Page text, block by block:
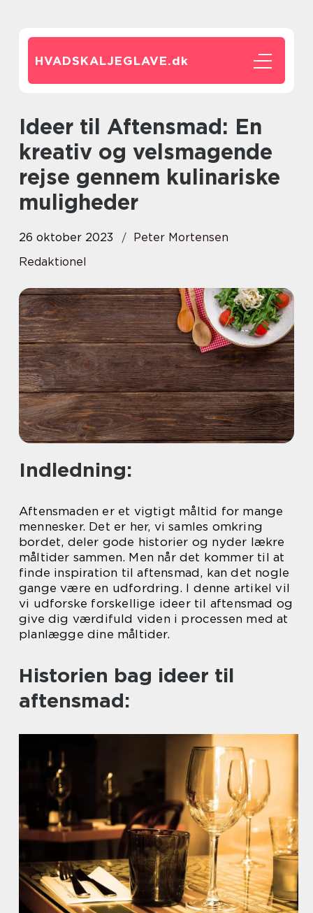
HVADSKALJEGLAVE.dk
Ideer til Aftensmad: En
kreativ og velsmagende
rejse gennem kulinariske
muligheder
26 oktober 2023
Peter Mortensen
Redaktionel
Indledning:
Aftensmaden er et vigtigt måltid for mange
mennesker. Det er her, vi samles omkring
bordet, deler gode historier og nyder lækre
måltider sammen. Men når det kommer til at
finde inspiration til aftensmad, kan det nogle
gange være en udfordring. I denne artikel vil
vi udforske forskellige ideer til aftensmad og
give dig værdifuld viden i processen med at
planlægge dine måltider.
Historien bag ideer til
aftensmad: